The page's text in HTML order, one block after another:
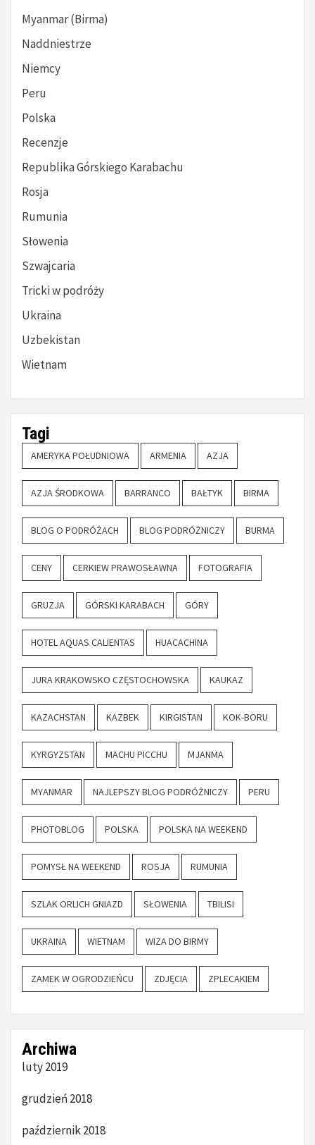
Myanmar (Birma)
Naddniestrze
Niemcy
Peru
Polska
Recenzje
Republika Górskiego Karabachu
Rosja
Rumunia
Słowenia
Szwajcaria
Tricki w podróży
Ukraina
Uzbekistan
Wietnam
Tagi
AMERYKA POŁUDNIOWA ARMENIA AZJA
AZJA ŚRODKOWA BARRANCO BAŁTYK BIRMA
BLOG O PODRÓŻACH BLOG PODRÓŻNICZY BURMA
CENY CERKIEW PRAWOSŁAWNA FOTOGRAFIA
GRUZJA GÓRSKI KARABACH GÓRY
HOTEL AQUAS CALIENTAS HUACACHINA
JURA KRAKOWSKO CZĘSTOCHOWSKA KAUKAZ
KAZACHSTAN KAZBEK KIRGISTAN KOK-BORU
KYRGYZSTAN MACHU PICCHU MJANMA
MYANMAR NAJLEPSZY BLOG PODRÓŻNICZY PERU
PHOTOBLOG POLSKA POLSKA NA WEEKEND
POMYSŁ NA WEEKEND ROSJA RUMUNIA
SZLAK ORLICH GNIAZD SŁOWENIA TBILISI
UKRAINA WIETNAM WIZA DO BIRMY
ZAMEK W OGRODZIEŃCU ZDJĘCIA ZPLECAKIEM
Archiwa
luty 2019
grudzień 2018
październik 2018